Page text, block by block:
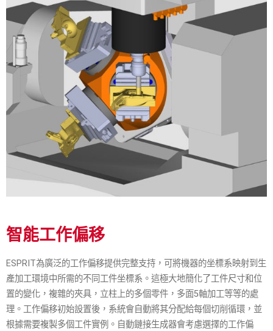
智能工作偏移
ESPRIT為廣泛的工作偏移提供完整支持，可將機器的坐標系映射到生
產加工環境中所需的不同工件坐標系。這極大地簡化了工件尺寸和位
置的變化，複雜的夾具，立柱上的多個零件，多面5軸加工等等的處
理。工作偏移初始設置後，系統會自動將其分配給每個切削循環，並
根據需要複製多個工件實例。自動鏈接生成器會考慮選擇的工作偏